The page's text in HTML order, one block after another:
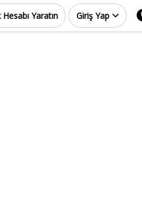
Yaratın Giriş Yap